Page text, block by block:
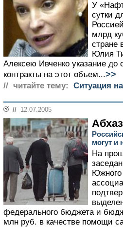
У
сутки
млрд
стране
Юлия
Алексею Ивченко указание до
контракты на этот объем...>>
// читайте тему: Ситуация
// 12.07.2005
могут и
На
Южного
федерального бюджета и
млн руб. в качестве помощи